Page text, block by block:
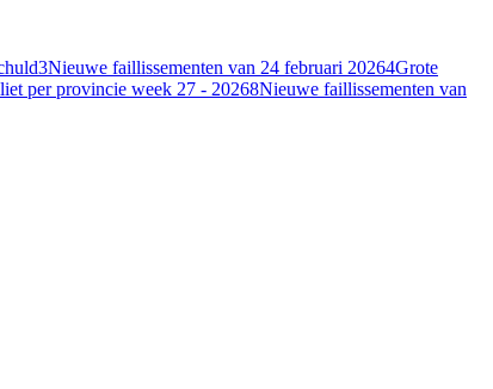
3Nieuwe faillissementen van 24 februari 20264Grote
per provincie week 27 - 20268Nieuwe faillissementen van